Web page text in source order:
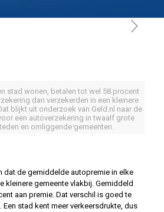
stad wonen, betalen tot wel 58 procent
dan verzekerden in een kleinere
blijkt uit onderzoek van Geld.nl naar de
een autoverzekering in twaalf grote
en omliggende gemeenten.
dat de gemiddelde autopremie in elke
kleinere gemeente vlakbij. Gemiddeld
aan premie. Dat verschil is goed te
Een stad kent meer verkeersdrukte, dus